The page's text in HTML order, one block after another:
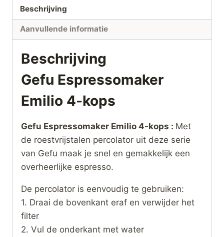
Beschrijving
Aanvullende informatie
Beschrijving
Gefu Espressomaker
Emilio 4-kops
Gefu Espressomaker Emilio 4-kops : Met
de roestvrijstalen percolator uit deze serie
van Gefu maak je snel en gemakkelijk een
overheerlijke espresso.
De percolator is eenvoudig te gebruiken:
1. Draai de bovenkant eraf en verwijder het
filter
2. Vul de onderkant met water